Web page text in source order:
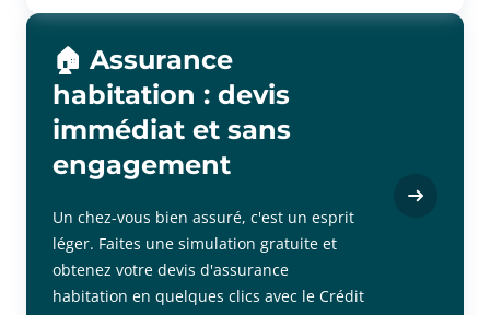
🏠 Assurance
habitation : devis
immédiat et sans
engagement
Un chez-vous bien assuré, c'est un esprit
léger. Faites une simulation gratuite et
obtenez votre devis d'assurance
habitation en quelques clics avec le Crédit